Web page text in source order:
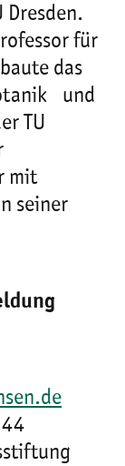
Dresden.
für
das
und
TU
mit
seiner